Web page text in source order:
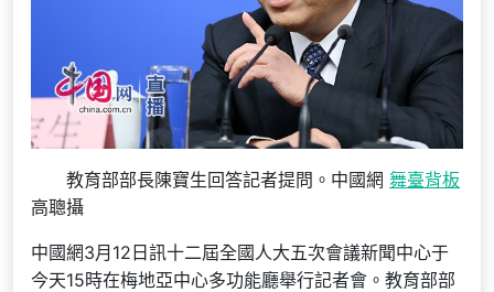
教育部部長陳寶生回答記者提問。中國網 舞臺背板
高聰攝
中國網3月12日訊十二屆全國人大五次會議新聞中心于
今天15時在梅地亞中心多功能廳舉行記者會。教育部部